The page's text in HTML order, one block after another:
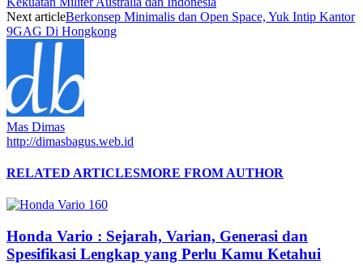
Next articleBerkonsep Minimalis dan Open Space, Yuk Intip Kantor
9GAG Di Hongkong
Mas Dimas
http://dimasbagus.web.id
RELATED ARTICLESMORE FROM AUTHOR
Honda Vario : Sejarah, Varian, Generasi dan
Spesifikasi Lengkap yang Perlu Kamu Ketahui